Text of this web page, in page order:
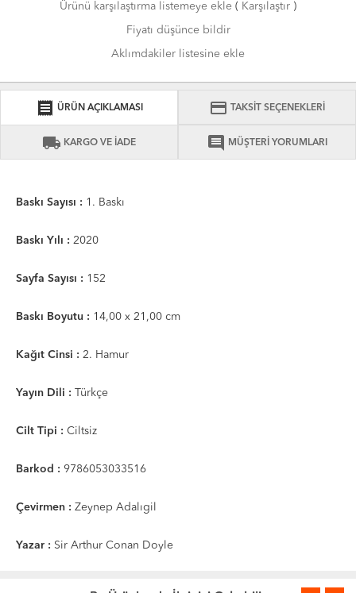
Ürünü karşılaştırma listemeye ekle ( Karşılaştır )
Fiyatı düşünce bildir
Aklımdakiler listesine ekle
receipt ÜRÜN AÇIKLAMASI credit_card TAKSİT SEÇENEKLERİ
local_shipping KARGO VE İADE comment MÜŞTERİ YORUMLARI
Baskı Sayısı : 1. Baskı
Baskı Yılı : 2020
Sayfa Sayısı : 152
Baskı Boyutu : 14,00 x 21,00 cm
Kağıt Cinsi : 2. Hamur
Yayın Dili : Türkçe
Cilt Tipi : Ciltsiz
Barkod : 9786053033516
Çevirmen : Zeynep Adalıgil
Yazar : Sir Arthur Conan Doyle